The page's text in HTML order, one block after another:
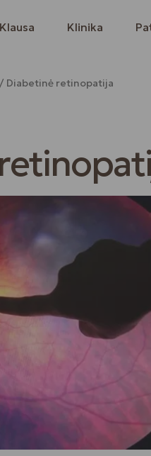
Klausa Klinika
Diabetinė retinopatija